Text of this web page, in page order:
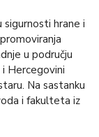
sigurnosti hrane i
u području
Hercegovini
Na sastanku
i fakulteta iz